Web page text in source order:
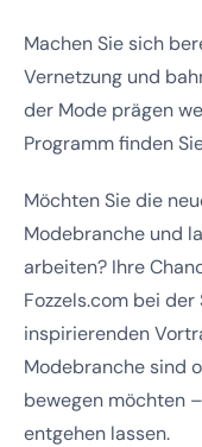
Machen Sie sich
Vernetzung und
der Mode prägen
Programm finden
Möchten Sie die
Modebranche und
arbeiten? Ihre
Fozzels.com bei
inspirierenden
Modebranche sind
bewegen möchten
entgehen lassen.